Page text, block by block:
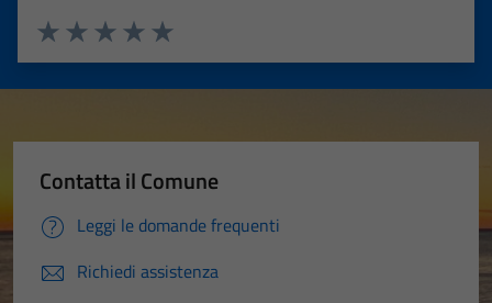
Valuta 5 stelle su 5
Valuta 4 stelle su 5
Valuta 3 stelle su 5
Valuta 2 stelle su 5
Valuta 1 stelle su 5
Contatta il Comune
Leggi le domande frequenti
Richiedi assistenza